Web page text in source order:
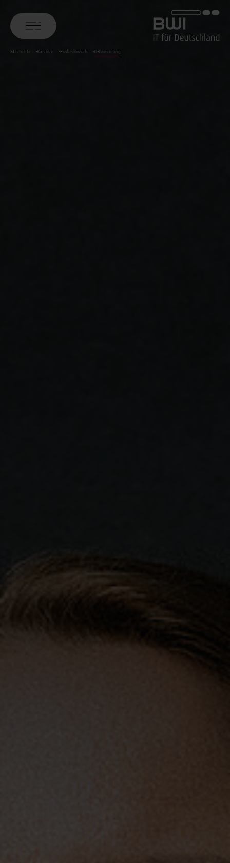
BWI GmbH
Startseite Karriere Professionals IT-Consulting